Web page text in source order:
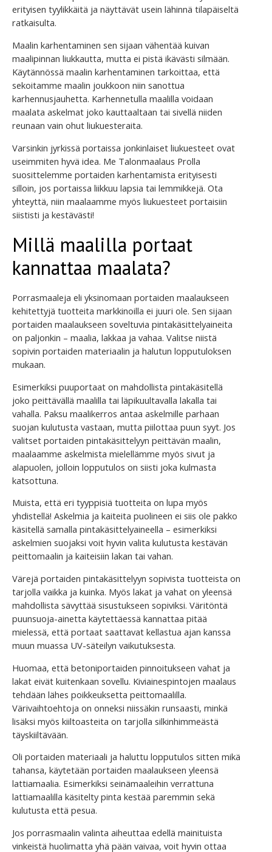
erityisen tyylikkäitä ja näyttävät usein lähinnä tilapäiseltä
ratkaisulta.
Maalin karhentaminen sen sijaan vähentää kuivan
maalipinnan liukkautta, mutta ei pistä ikävästi silmään.
Käytännössä maalin karhentaminen tarkoittaa, että
sekoitamme maalin joukkoon niin sanottua
karhennusjauhetta. Karhennetulla maalilla voidaan
maalata askelmat joko kauttaaltaan tai sivellä niiden
reunaan vain ohut liukuesteraita.
Varsinkin jyrkissä portaissa jonkinlaiset liukuesteet ovat
useimmiten hyvä idea. Me Talonmaalaus Prolla
suosittelemme portaiden karhentamista erityisesti
silloin, jos portaissa liikkuu lapsia tai lemmikkejä. Ota
yhteyttä, niin maalaamme myös liukuesteet portaisiin
siististi ja kestävästi!
Millä maalilla portaat
kannattaa maalata?
Porrasmaaleja eli yksinomaan portaiden maalaukseen
kehitettyjä tuotteita markkinoilla ei juuri ole. Sen sijaan
portaiden maalaukseen soveltuvia pintakäsittelyaineita
on paljonkin – maalia, lakkaa ja vahaa. Valitse niistä
sopivin portaiden materiaalin ja halutun lopputuloksen
mukaan.
Esimerkiksi puuportaat on mahdollista pintakäsitellä
joko peittävällä maalilla tai läpikuultavalla lakalla tai
vahalla. Paksu maalikerros antaa askelmille parhaan
suojan kulutusta vastaan, mutta piilottaa puun syyt. Jos
valitset portaiden pintakäsittelyyn peittävän maalin,
maalaamme askelmista mielellämme myös sivut ja
alapuolen, jolloin lopputulos on siisti joka kulmasta
katsottuna.
Muista, että eri tyyppisiä tuotteita on lupa myös
yhdistellä! Askelmia ja kaiteita puolineen ei siis ole pakko
käsitellä samalla pintakäsittelyaineella – esimerkiksi
askelmien suojaksi voit hyvin valita kulutusta kestävän
peittomaalin ja kaiteisiin lakan tai vahan.
Värejä portaiden pintakäsittelyyn sopivista tuotteista on
tarjolla vaikka ja kuinka. Myös lakat ja vahat on yleensä
mahdollista sävyttää sisustukseen sopiviksi. Väritöntä
puunsuoja-ainetta käytettäessä kannattaa pitää
mielessä, että portaat saattavat kellastua ajan kanssa
muun muassa UV-säteilyn vaikutuksesta.
Huomaa, että betoniportaiden pinnoitukseen vahat ja
lakat eivät kuitenkaan sovellu. Kiviainespintojen maalaus
tehdään lähes poikkeuksetta peittomaalilla.
Värivaihtoehtoja on onneksi niissäkin runsaasti, minkä
lisäksi myös kiiltoasteita on tarjolla silkinhimmeästä
täyskiiltävään.
Oli portaiden materiaali ja haluttu lopputulos sitten mikä
tahansa, käytetään portaiden maalaukseen yleensä
lattiamaalia. Esimerkiksi seinämaaleihin verrattuna
lattiamaalilla käsitelty pinta kestää paremmin sekä
kulutusta että pesua.
Jos porrasmaalin valinta aiheuttaa edellä mainituista
vinkeistä huolimatta yhä pään vaivaa, voit hyvin ottaa